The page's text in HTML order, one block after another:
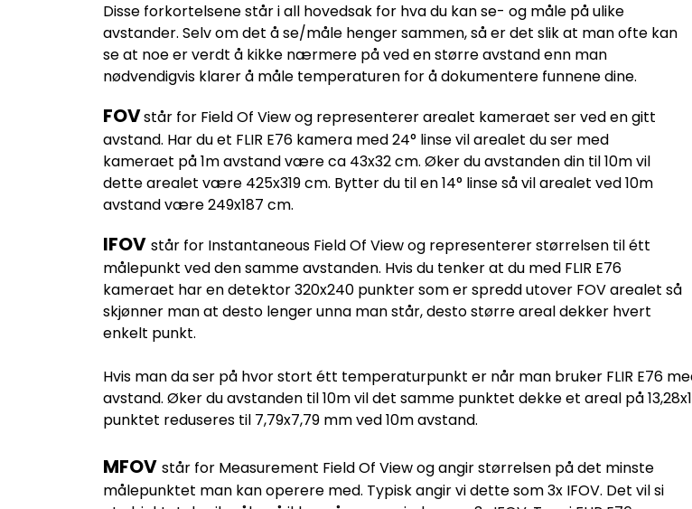
Disse forkortelsene står i all hovedsak for hva du kan se- og måle på ulike
avstander. Selv om det å se/måle henger sammen, så er det slik at man ofte kan
se at noe er verdt å kikke nærmere på ved en større avstand enn man
nødvendigvis klarer å måle temperaturen for å dokumentere funnene dine.
FOVstår for Field Of View og representerer arealet kameraet ser ved en gitt
avstand. Har du et FLIR E76 kamera med 24° linse vil arealet du ser med
kameraet på 1m avstand være ca 43x32 cm. Øker du avstanden din til 10m vil
dette arealet være 425x319 cm. Bytter du til en 14° linse så vil arealet ved 10m
avstand være 249x187 cm.
IFOV står for Instantaneous Field Of View og representerer størrelsen til étt
målepunkt ved den samme avstanden. Hvis du tenker at du med FLIR E76
kameraet har en detektor 320x240 punkter som er spredd utover FOV arealet så
skjønner man at desto lenger unna man står, desto større areal dekker hvert
enkelt punkt.
Hvis man da ser på hvor stort étt temperaturpunkt er når man bruker FLIR E76
avstand. Øker du avstanden til 10m vil det samme punktet dekke et areal på
punktet reduseres til 7,79x7,79 mm ved 10m avstand.
MFOV står for Measurement Field Of View og angir størrelsen på det minste
målepunktet man kan operere med. Typisk angir vi dette som 3x IFOV. Det vil si